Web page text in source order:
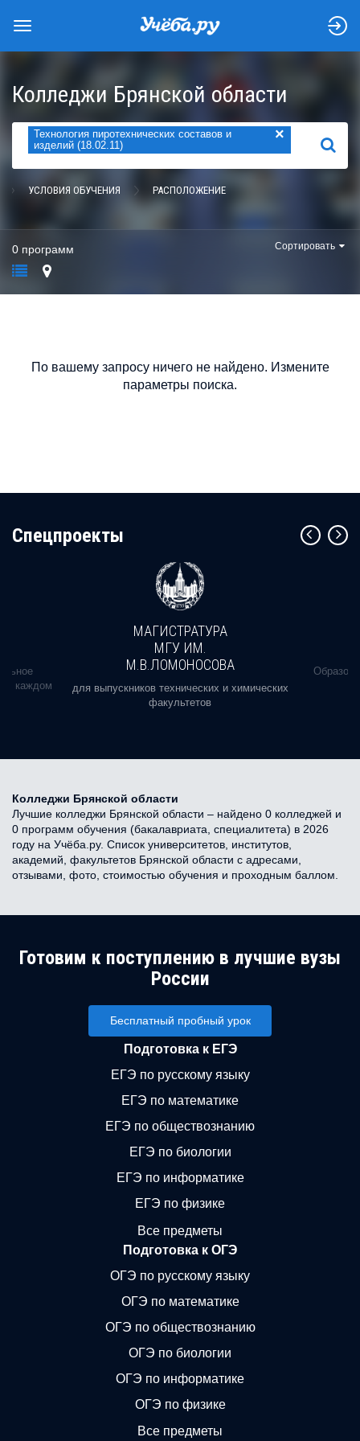
Колледжи Брянской области
Технология пиротехнических составов и
изделий (18.02.11)
×
НАЙТИ
УСЛОВИЯ ОБУЧЕНИЯ РАСПОЛОЖЕНИЕ
0 программ Сортировать
По вашему запросу ничего не найдено. Измените
параметры поиска.
Cпецпроекты
в каждом
МАГИСТРАТУРА
МГУ ИМ.
М.В.ЛОМОНОСОВА
для выпускников технических и химических
факультетов
Колледжи Брянской области
Лучшие колледжи Брянской области – найдено 0 колледжей и
0 программ обучения (бакалавриата, специалитета) в 2026
году на Учёба.ру. Список университетов, институтов,
академий, факультетов Брянской области с адресами,
отзывами, фото, стоимостью обучения и проходным баллом.
Готовим к поступлению в лучшие вузы
России
Бесплатный пробный урок
Подготовка к ЕГЭ
ЕГЭ по русскому языку
ЕГЭ по математике
ЕГЭ по обществознанию
ЕГЭ по биологии
ЕГЭ по информатике
ЕГЭ по физике
Все предметы
Подготовка к ОГЭ
ОГЭ по русскому языку
ОГЭ по математике
ОГЭ по обществознанию
ОГЭ по биологии
ОГЭ по информатике
ОГЭ по физике
Все предметы